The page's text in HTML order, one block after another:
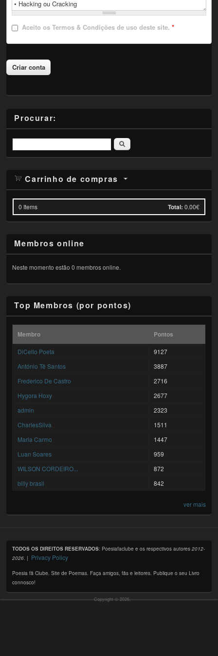
Aceito os Termos & Condições de uso deste site.*
Procurar:
Pesquisar
Carrinho de compras
0 Items Total: 0.00€
Membros online
Neste momento estão 0 membros online.
Top Membros (por pontos)
Membro Pontos
DiCello Poeta
9127
António Tê Santos
3887
Frederico De Castro
2716
Hygora Hoxy
2677
admin
2323
CharlesSilva
1511
Maria Carmo
1447
Luan Soares
959
WILSON CORDEIRO...
872
billy brasil
842
ver mais
TODOS OS DIREITOS RESERVADOS: Poesiafaclube e os respectivos autores2012-
2026. | Privacy Policy
Poesia fã Clube. Site de Poemas. Faça amigos, fãs e leitores. Publique o seu Livro
connosco!
Copyright © 2026,